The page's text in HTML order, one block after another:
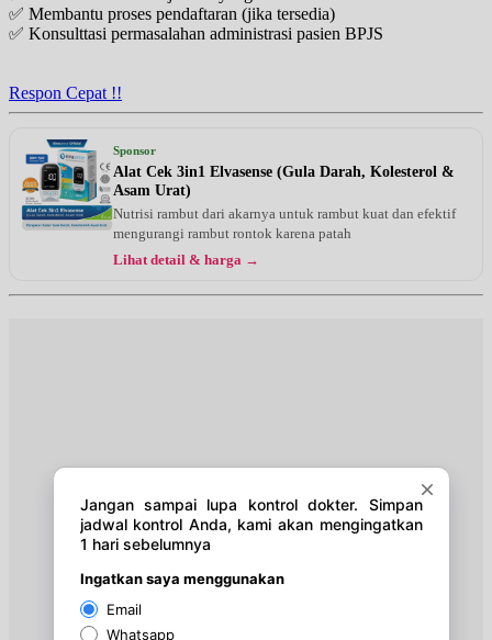
Kamis, 20/08/2026
Jam 14:00 - 16:00
EKSEKUTIF
Selasa, 25/08/2026
Jam 14:00 - 16:00
Jam 14:00 - 16:00
Selasa, 01/09/2026
Rabu, 02/09/2026
✅ Membantu proses pendaftaran (jika tersedia)
✅ Konsulttasi permasalahan administrasi pasien BPJS
Respon Cepat !!
Sponsor
Alat Cek 3in1 Elvasense (Gula Darah, Kolesterol &
Asam Urat)
Nutrisi rambut dari akarnya untuk rambut kuat dan efektif
mengurangi rambut rontok karena patah
Lihat detail & harga →